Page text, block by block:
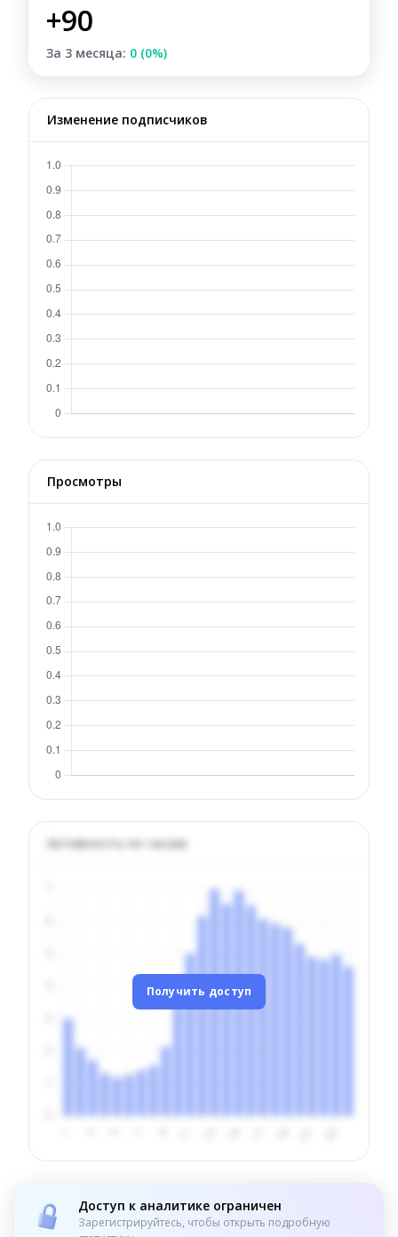
+90
За 3 месяца: 0 (0%)
Изменение подписчиков
Просмотры
Активность по часам
Получить доступ
Доступ к аналитике ограничен
Зарегистрируйтесь, чтобы открыть подробную